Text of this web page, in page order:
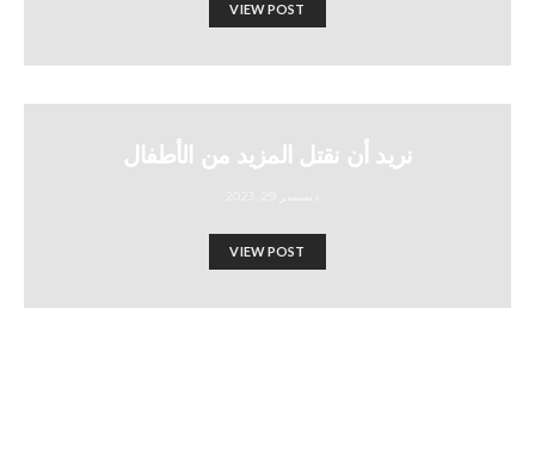
VIEW POST
نريد أن نقتل المزيد من الأطفال
VIEW POST